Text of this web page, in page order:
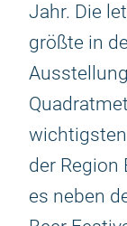
Jahr. Die
größte in
der Region
es neben